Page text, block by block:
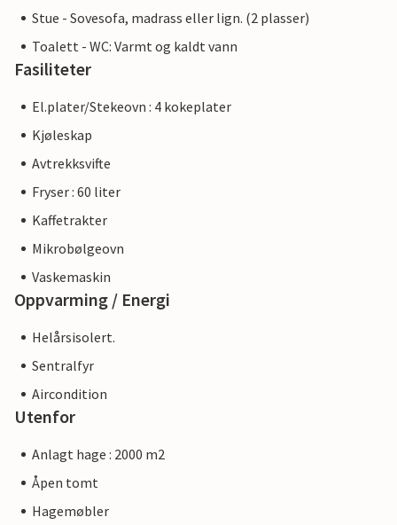
Stue - Sovesofa, madrass eller lign. (2 plasser)
Toalett - WC: Varmt og kaldt vann
Fasiliteter
El.plater/Stekeovn : 4 kokeplater
Kjøleskap
Avtrekksvifte
Fryser : 60 liter
Kaffetrakter
Mikrobølgeovn
Vaskemaskin
Oppvarming / Energi
Helårsisolert.
Sentralfyr
Aircondition
Utenfor
Anlagt hage : 2000 m2
Åpen tomt
Hagemøbler